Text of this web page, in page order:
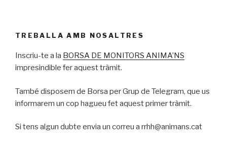
TREBALLA AMB NOSALTRES
Inscriu-te a la BORSA DE MONITORS ANIMA’NS
impresindible fer aquest tràmit.
També disposem de Borsa per Grup de Telegram, que us
informarem un cop hagueu fet aquest primer tràmit.
Si tens algun dubte envia un correu a rrhh@animans.cat